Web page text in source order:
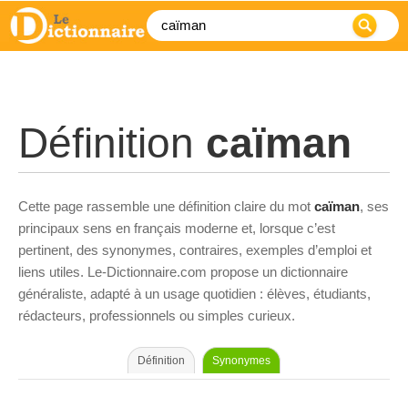
Définition caïman
Cette page rassemble une définition claire du mot caïman, ses
principaux sens en français moderne et, lorsque c’est
pertinent, des synonymes, contraires, exemples d’emploi et
liens utiles. Le-Dictionnaire.com propose un dictionnaire
généraliste, adapté à un usage quotidien : élèves, étudiants,
rédacteurs, professionnels ou simples curieux.
Définition Synonymes